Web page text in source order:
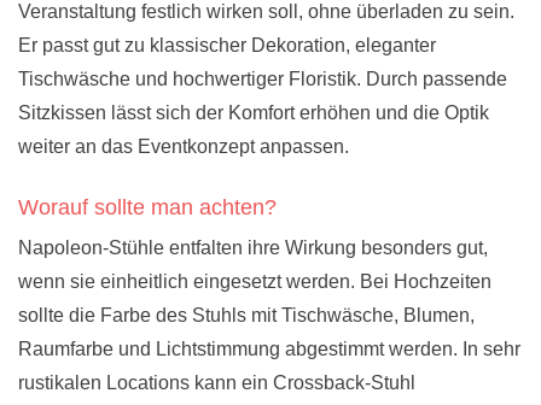
Veranstaltung festlich wirken soll, ohne überladen zu sein.
Er passt gut zu klassischer Dekoration, eleganter
Tischwäsche und hochwertiger Floristik. Durch passende
Sitzkissen lässt sich der Komfort erhöhen und die Optik
weiter an das Eventkonzept anpassen.
Worauf sollte man achten?
Napoleon-Stühle entfalten ihre Wirkung besonders gut,
wenn sie einheitlich eingesetzt werden. Bei Hochzeiten
sollte die Farbe des Stuhls mit Tischwäsche, Blumen,
Raumfarbe und Lichtstimmung abgestimmt werden. In sehr
rustikalen Locations kann ein Crossback-Stuhl